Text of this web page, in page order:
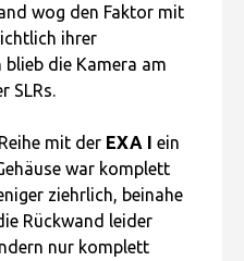
wog den Faktor mit
ihrer
die Kamera am
SLRs.
mit der EXA I ein
war komplett
ziehrlich, beinahe
Rückwand leider
nur komplett